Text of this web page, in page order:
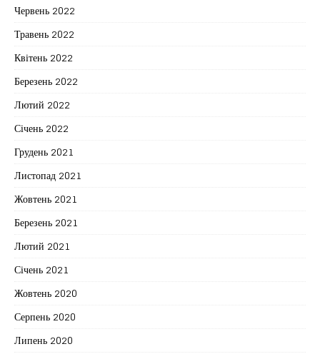
Червень 2022
Травень 2022
Квітень 2022
Березень 2022
Лютий 2022
Січень 2022
Грудень 2021
Листопад 2021
Жовтень 2021
Березень 2021
Лютий 2021
Січень 2021
Жовтень 2020
Серпень 2020
Липень 2020